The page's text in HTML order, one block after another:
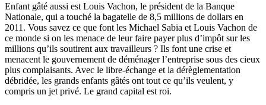
Enfant gâté aussi est Louis Vachon, le président de la Banque
Nationale, qui a touché la bagatelle de 8,5 millions de dollars en
2011. Vous savez ce que font les Michael Sabia et Louis Vachon de
ce monde si on les menace de leur faire payer plus d’impôt sur les
millions qu’ils soutirent aux travailleurs ? Ils font une crise et
menacent le gouvernement de déménager l’entreprise sous des cieux
plus complaisants. Avec le libre-échange et la dérèglementation
débridée, les grands enfants gâtés ont tout ce qu’ils veulent, y
compris un jet privé. Le grand capital est roi.